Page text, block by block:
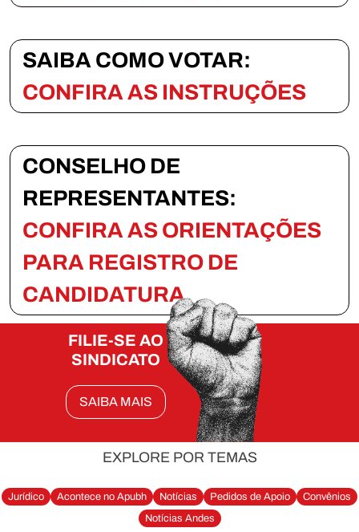
SAIBA COMO VOTAR:
CONFIRA AS INSTRUÇÕES
CONSELHO DE
REPRESENTANTES:
CONFIRA AS ORIENTAÇÕES
PARA REGISTRO DE
CANDIDATURA
FILIE-SE AO
SINDICATO
SAIBA MAIS
EXPLORE POR TEMAS
Jurídico Acontece no Apubh Notícias Pedidos de Apoio
Convênios
Notícias Andes